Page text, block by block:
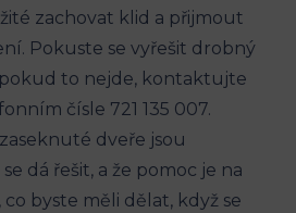
zachovat klid a přijmout
Pokuste se vyřešit drobný
to nejde, kontaktujte
čísle 721 135 007.
dveře jsou
dá řešit, a že pomoc je na
co byste měli dělat, když se